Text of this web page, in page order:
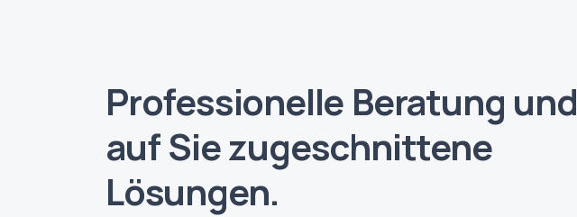
Professionelle Beratung und
auf Sie zugeschnittene
Lösungen.